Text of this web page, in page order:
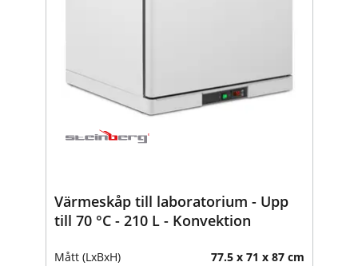
Värmeskåp till laboratorium - Upp
till 70 °C - 210 L - Konvektion
Mått (LxBxH) 77.5 x 71 x 87 cm